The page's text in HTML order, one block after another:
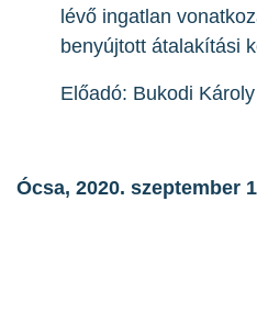
lévő ingatlan
benyújtott átalakítási
Előadó: Bukodi
Ócsa, 2020. szeptember